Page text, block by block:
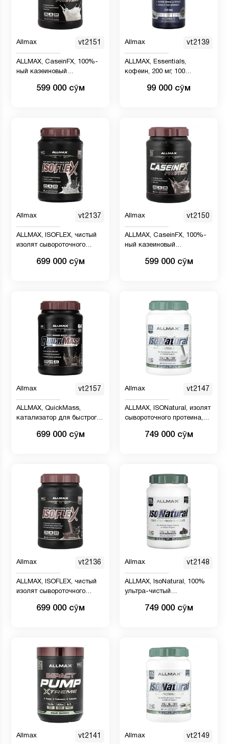
Allmax vt2151
ALLMAX, CaseinFX, 100%-
ный казеиновый
ваниль, 907 г
599 000 сӯм
Allmax vt2139
ALLMAX, Essentials,
кофеин, 200 мг, 100
99 000 сӯм
Allmax vt2137
ALLMAX, ISOFLEX, чистый
изолят сывороточного
печенья и сливок, 907 г (2
699 000 сӯм
Allmax vt2150
ALLMAX, CaseinFX, 100%-
ный казеиновый
шоколад, 2 фунта (907 г)
599 000 сӯм
Allmax vt2157
ALLMAX, QuickMass,
катализатор для быстрого
1,59 кг (3,5 фунта)
699 000 сӯм
Allmax vt2147
ALLMAX, ISONatural, изолят
сывороточного протеина,
фунта)749 000 сӯм
Allmax vt2136
ALLMAX, ISOFLEX, чистый
изолят сывороточного
шоколада, 2 фунта (907 г)
699 000 сӯм
Allmax vt2148
ALLMAX, IsoNatural, 100%
ультра-чистый
сывороточного белка,
749 000 сӯм
Allmax vt2141 Allmax vt2149